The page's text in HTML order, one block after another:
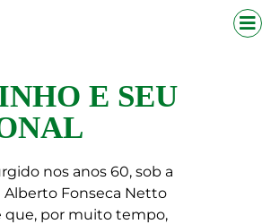
E SEU
nos anos 60, sob a
Alberto Fonseca Netto
que, por muito tempo,